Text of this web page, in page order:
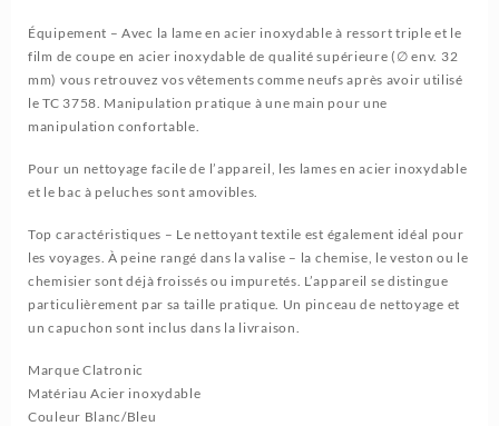
Équipement – Avec la lame en acier inoxydable à ressort triple et le
film de coupe en acier inoxydable de qualité supérieure (∅ env. 32
mm) vous retrouvez vos vêtements comme neufs après avoir utilisé
le TC 3758. Manipulation pratique à une main pour une
manipulation confortable.
Pour un nettoyage facile de l’appareil, les lames en acier inoxydable
et le bac à peluches sont amovibles.
Top caractéristiques – Le nettoyant textile est également idéal pour
les voyages. À peine rangé dans la valise – la chemise, le veston ou le
chemisier sont déjà froissés ou impuretés. L’appareil se distingue
particulièrement par sa taille pratique. Un pinceau de nettoyage et
un capuchon sont inclus dans la livraison.
Marque Clatronic
Matériau Acier inoxydable
Couleur Blanc/Bleu